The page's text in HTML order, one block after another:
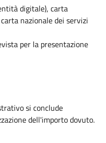
digitale), carta
nazionale dei servizi
per la presentazione
si conclude
dell'importo dovuto.